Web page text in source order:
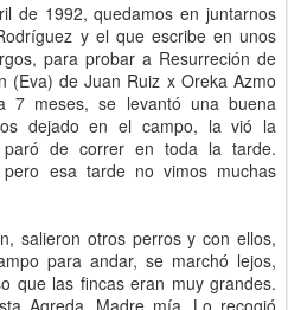
de 1992, quedamos en juntarnos
y el que escribe en unos
para probar a Resurreción de
(Eva) de Juan Ruiz x Oreka Azmo
7 meses, se levantó una buena
dejado en el campo, la vió la
paró de correr en toda la tarde.
pero esa tarde no vimos muchas
salieron otros perros y con ellos,
para andar, se marchó lejos,
que las fincas eran muy grandes.
Agreda. Madre mía. Lo recogió